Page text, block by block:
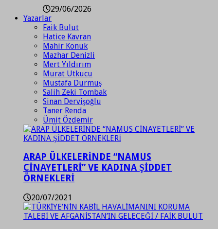
29/06/2026
Yazarlar
Faik Bulut
Hatice Kavran
Mahir Konuk
Mazhar Denizli
Mert Yıldırım
Murat Utkucu
Mustafa Durmuş
Salih Zeki Tombak
Sinan Dervişoğlu
Taner Renda
Ümit Özdemir
ARAP ÜLKELERİNDE “NAMUS
CİNAYETLERİ” VE KADINA ŞİDDET
ÖRNEKLERİ
20/07/2021